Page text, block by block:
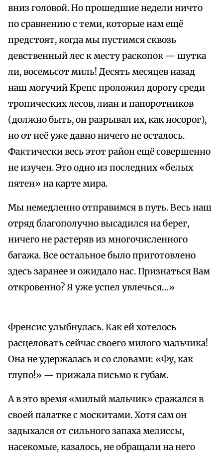
вниз головой. Но прошедшие недели ничто
по сравнению с теми, которые нам ещё
предстоят, когда мы пустимся сквозь
девственный лес к месту раскопок — шутка
ли, восемьсот миль! Десять месяцев назад
наш могучий Крепс проложил дорогу среди
тропических лесов, лиан и папоротников
(должно быть, он разрывал их, как носорог),
но от неё уже давно ничего не осталось.
Фактически весь этот район ещё совершенно
не изучен. Это одно из последних «белых
пятен» на карте мира.
Мы немедленно отправимся в путь. Весь наш
отряд благополучно высадился на берег,
ничего не растеряв из многочисленного
багажа. Все остальное было приготовлено
здесь заранее и ожидало нас. Признаться Вам
откровенно? Я уже успел увлечься…»
Френсис улыбнулась. Как ей хотелось
расцеловать сейчас своего милого мальчика!
Она не удержалась и со словами: «Фу, как
глупо!» — прижала письмо к губам.
А в это время «милый мальчик» сражался в
своей палатке с москитами. Хотя сам он
задыхался от сильного запаха мелиссы,
насекомые, казалось, не обращали на него